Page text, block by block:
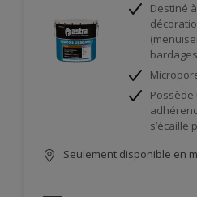
Destiné
s’écaille
Seulement disponible en